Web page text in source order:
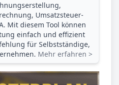
Umsatzsteuer­
Mit diesem Tool können
einfach und effizient
für Selbstständige,
Mehr erfahren >